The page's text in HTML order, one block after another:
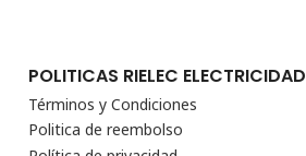
POLITICAS RIELEC ELECTRICIDAD
Términos y Condiciones
Politica de reembolso